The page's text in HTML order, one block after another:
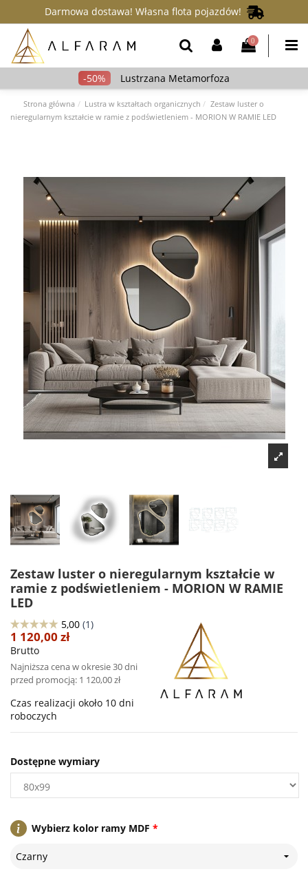
Darmowa dostawa! Własna flota pojazdów!
0
Lustrzana Metamorfoza
Strona główna Lustra w kształtach organicznych
Zestaw luster o
nieregularnym kształcie w ramie z podświetleniem - MORION W RAMIE LED
Zestaw luster o nieregularnym kształcie w
ramie z podświetleniem - MORION W RAMIE
LED
1 120,00 zł
Brutto
Najniższa cena w okresie 30 dni
przed promocją: 1 120,00 zł
Czas realizacji około 10 dni
roboczych
*
Wybierz kolor ramy MDF
Czarny
Dostępne wymiary